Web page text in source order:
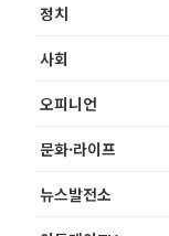
정치
사회
오피니언
문화·라이프
뉴스발전소